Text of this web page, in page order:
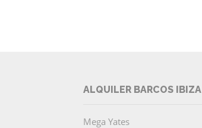
ALQUILER BARCOS IBIZA
Mega Yates